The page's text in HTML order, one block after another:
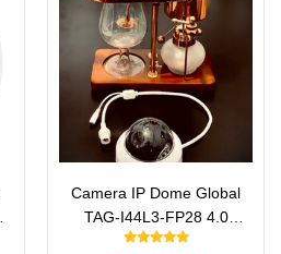
Camera IP Dome Global
TAG-I44L3-FP28 4.0
Megapixel